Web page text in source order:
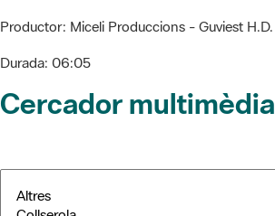
Productor: Miceli Produccions - Guviest H.D.
Durada: 06:05
Cercador multimèdia